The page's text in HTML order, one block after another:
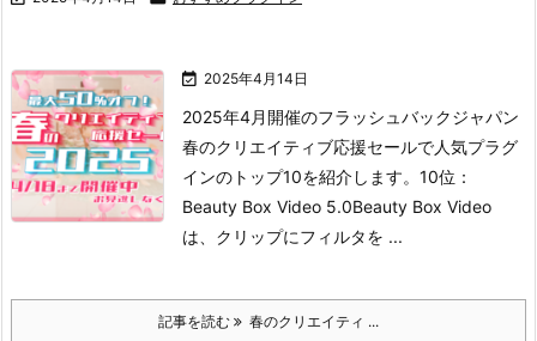
 2025年4月14日
2025年4月開催のフラッシュバックジャパン
春のクリエイティブ応援セールで人気プラグ
インのトップ10を紹介します。 10位：
Beauty Box Video 5.0Beauty Box Video
は、クリップにフィルタを ...
記事を読む 春のクリエイティ ...